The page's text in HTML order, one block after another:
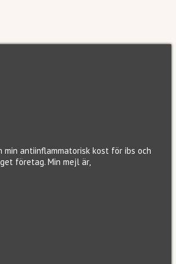
min antiinflammatorisk kost för ibs och
företag. Min mejl är,